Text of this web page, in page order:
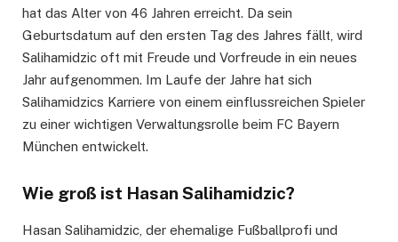
hat das Alter von 46 Jahren erreicht. Da sein
Geburtsdatum auf den ersten Tag des Jahres fällt, wird
Salihamidzic oft mit Freude und Vorfreude in ein neues
Jahr aufgenommen. Im Laufe der Jahre hat sich
Salihamidzics Karriere von einem einflussreichen Spieler
zu einer wichtigen Verwaltungsrolle beim FC Bayern
München entwickelt.
Wie groß ist Hasan Salihamidzic?
Hasan Salihamidzic, der ehemalige Fußballprofi und